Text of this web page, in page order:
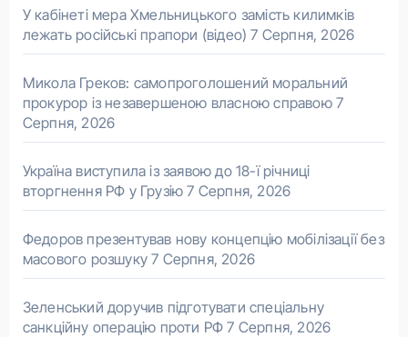
У кабінеті мера Хмельницького замість килимків
лежать російські прапори (відео) 7 Серпня, 2026
Микола Греков: самопроголошений моральний
прокурор із незавершеною власною справою 7
Серпня, 2026
Україна виступила із заявою до 18-ї річниці
вторгнення РФ у Грузію 7 Серпня, 2026
Федоров презентував нову концепцію мобілізації без
масового розшуку 7 Серпня, 2026
Зеленський доручив підготувати спеціальну
санкційну операцію проти РФ 7 Серпня, 2026